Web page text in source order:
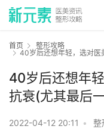
首页
整形攻略
40岁后还想年轻，选对医
40岁后还想年
抗衰(尤其最后
2022-04-12 20:11 • 整